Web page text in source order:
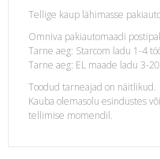
Tellige kaup lähimasse
Omniva pakiautomaadi
Tarne aeg: Starcom ladu 1-4
Tarne aeg: EL maade ladu 3-
Toodud tarneajad on näitlikud.
Kauba olemasolu esindustes
tellimise momendil.